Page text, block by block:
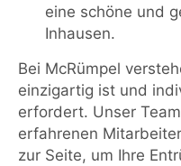
eine schöne und
Inhausen.
Bei McRümpel
einzigartig ist und
erfordert. Unser
erfahrenen
zur Seite, um Ihre